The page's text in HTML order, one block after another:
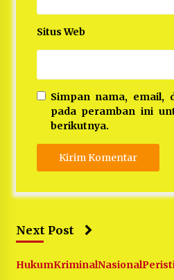
Situs Web
Simpan nama, email,
pada peramban ini
berikutnya.
Next Post
HukumKriminalNasional